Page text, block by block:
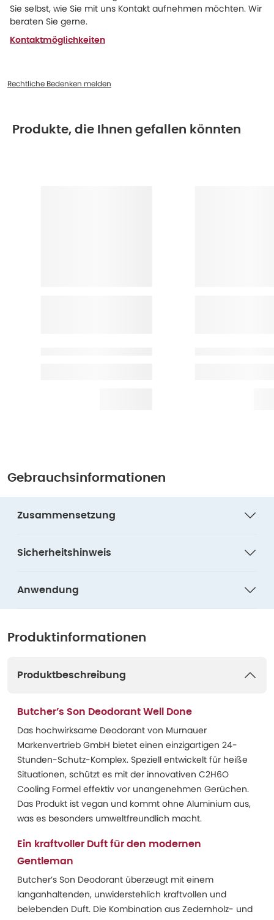
Sie selbst, wie Sie mit uns Kontakt aufnehmen möchten. Wir
beraten Sie gerne.
Kontaktmöglichkeiten
Rechtliche Bedenken melden
Produkte, die Ihnen gefallen könnten
Gebrauchsinformationen
Zusammensetzung
Sicherheitshinweis
Anwendung
Produktinformationen
Produktbeschreibung
Butcher’s Son Deodorant Well Done
Das hochwirksame Deodorant von Murnauer
Markenvertrieb GmbH bietet einen einzigartigen 24-
Stunden-Schutz-Komplex. Speziell entwickelt für heiße
Situationen, schützt es mit der innovativen C2H6O
Cooling Formel effektiv vor unangenehmen Gerüchen.
Das Produkt ist vegan und kommt ohne Aluminium aus,
was es besonders umweltfreundlich macht.
Ein kraftvoller Duft für den modernen
Gentleman
Butcher’s Son Deodorant überzeugt mit einem
langanhaltenden, unwiderstehlich kraftvollen und
belebenden Duft. Die Kombination aus Zedernholz- und